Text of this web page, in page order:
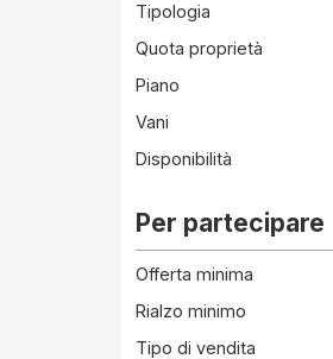
Tipologia
Quota proprietà
Piano
Vani
Disponibilità
Per partecipare
Offerta minima
Rialzo minimo
Tipo di vendita